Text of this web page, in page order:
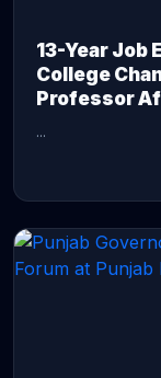
13-Year Job
College
Professor
...